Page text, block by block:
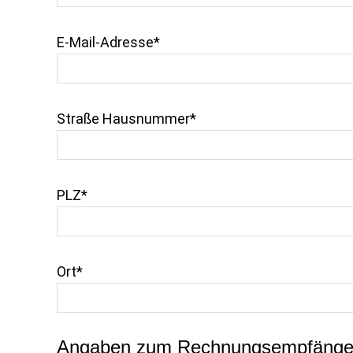
E-Mail-Adresse*
Straße Hausnummer*
PLZ*
Ort*
Angaben zum